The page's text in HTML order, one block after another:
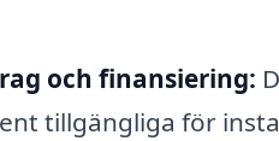
och finansiering:
tillgängliga för